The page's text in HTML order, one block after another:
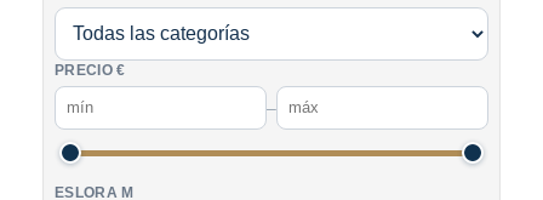
PRECIO €
–
ESLORA M